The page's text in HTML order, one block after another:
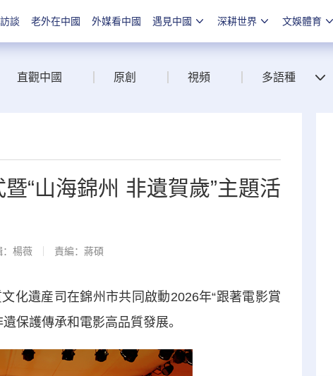
談 老外在中國 外媒看中國 遇見中國 深耕世界 文娛體育
直觀中國 原創 視頻 多語種
“山海錦州 非遺賀歲”主題活
：楊薇 責編：蔣碩
遺産司在錦州市共同啟動2026年“跟著電影賞
遺保護傳承和電影高品質發展。